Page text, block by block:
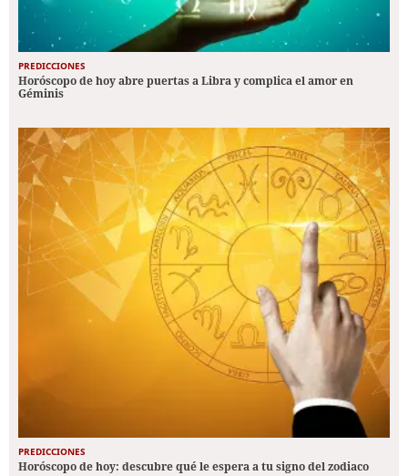
PREDICCIONES
Horóscopo de hoy abre puertas a Libra y complica el amor en
Géminis
PREDICCIONES
Horóscopo de hoy: descubre qué le espera a tu signo del zodiaco